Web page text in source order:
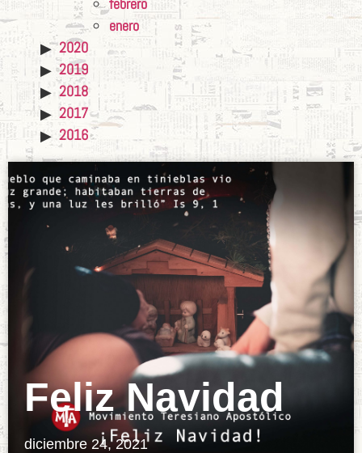
Feliz Navidad
diciembre 24, 2021
enero
2020
2019
2018
2017
2016